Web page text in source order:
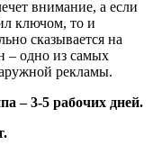
внимание, а если
ключом, то и
сказывается на
– одно из самых
рекламы.
– 3-5 рабочих дней.